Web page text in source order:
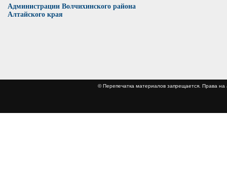
Администрации Волчихинского района
Алтайского края
© Перепечатка материалов запрещается.